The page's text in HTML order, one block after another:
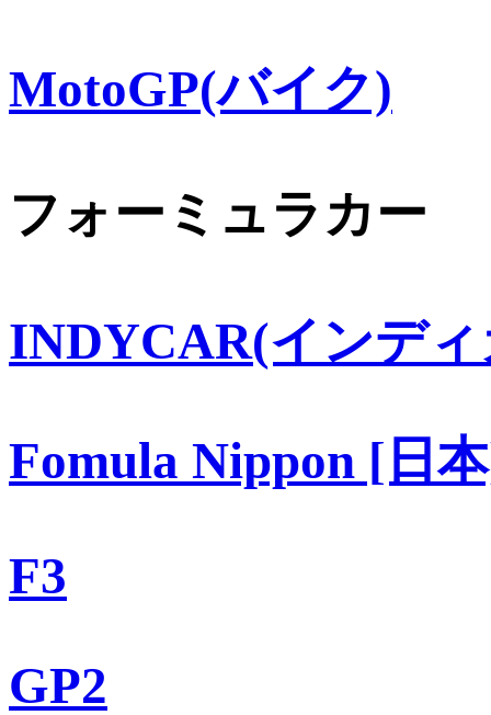
MotoGP(バイク)
フォーミュラカー
INDYCAR(インデ
Fomula Nippon [日
F3
GP2